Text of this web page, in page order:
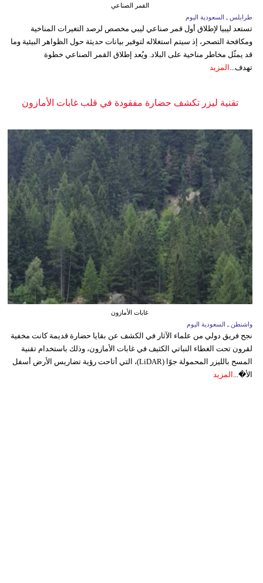
القمر الصناعي
طرابلس ـ السعودية اليوم
تستعد ليبيا لإطلاق أول قمر صناعي ليبي مخصص لرصد التغيرات المناخية
ومكافحة التصحر، إذ سيتم استغلاله لتوفير بيانات حديثة حول الظواهر البيئية وما
قد يمثّل مخاطر مناخية على البلاد. ويُعد إطلاق القمر الصناعي خطوة
تهدف... المزيد
تقنية ليزر تكشف حضارة مفقودة في قلب غابات الأمازون
غابات الأمازون
واشنطن ـ السعودية اليوم
نجح فريق دولي من علماء الآثار في الكشف عن بقايا حضارة قديمة كانت مخفية
لقرون تحت الغطاء النباتي الكثيف في غابات الأمازون، وذلك باستخدام تقنية
المسح بالليزر المحمولة جوًا (LiDAR)، التي أتاحت رؤية تضاريس الأرض أسفل
الأ�... المزيد